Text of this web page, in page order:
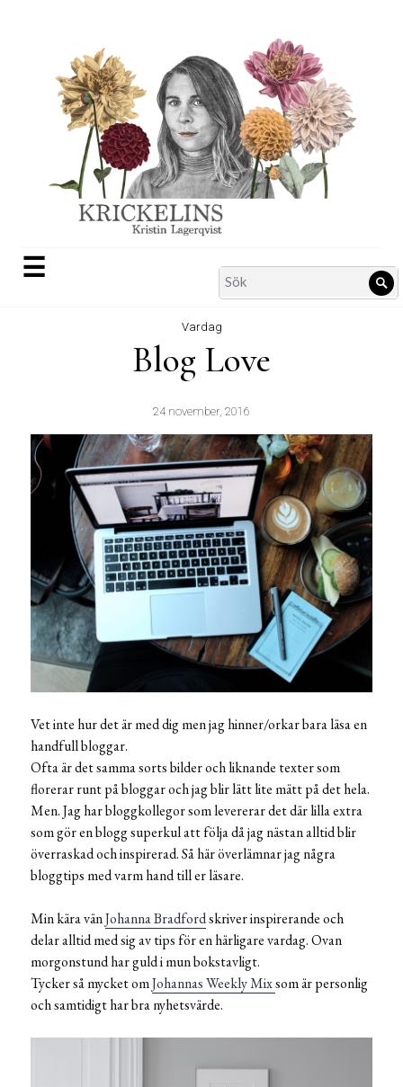
☰
Search
for:
Vardag
Blog Love
24 november, 2016
Vet inte hur det är med dig men jag hinner/orkar bara läsa en
handfull bloggar.
Ofta är det samma sorts bilder och liknande texter som
florerar runt på bloggar och jag blir lätt lite mätt på det hela.
Men. Jag har bloggkollegor som levererar det där lilla extra
som gör en blogg superkul att följa då jag nästan alltid blir
överraskad och inspirerad. Så här överlämnar jag några
bloggtips med varm hand till er läsare.
Min kära vänJohanna Bradfordskriver inspirerande och
delar alltid med sig av tips för en härligare vardag. Ovan
morgonstund har guld i mun bokstavligt.
Tycker så mycket omJohannas Weekly Mixsom är personlig
och samtidigt har bra nyhetsvärde.